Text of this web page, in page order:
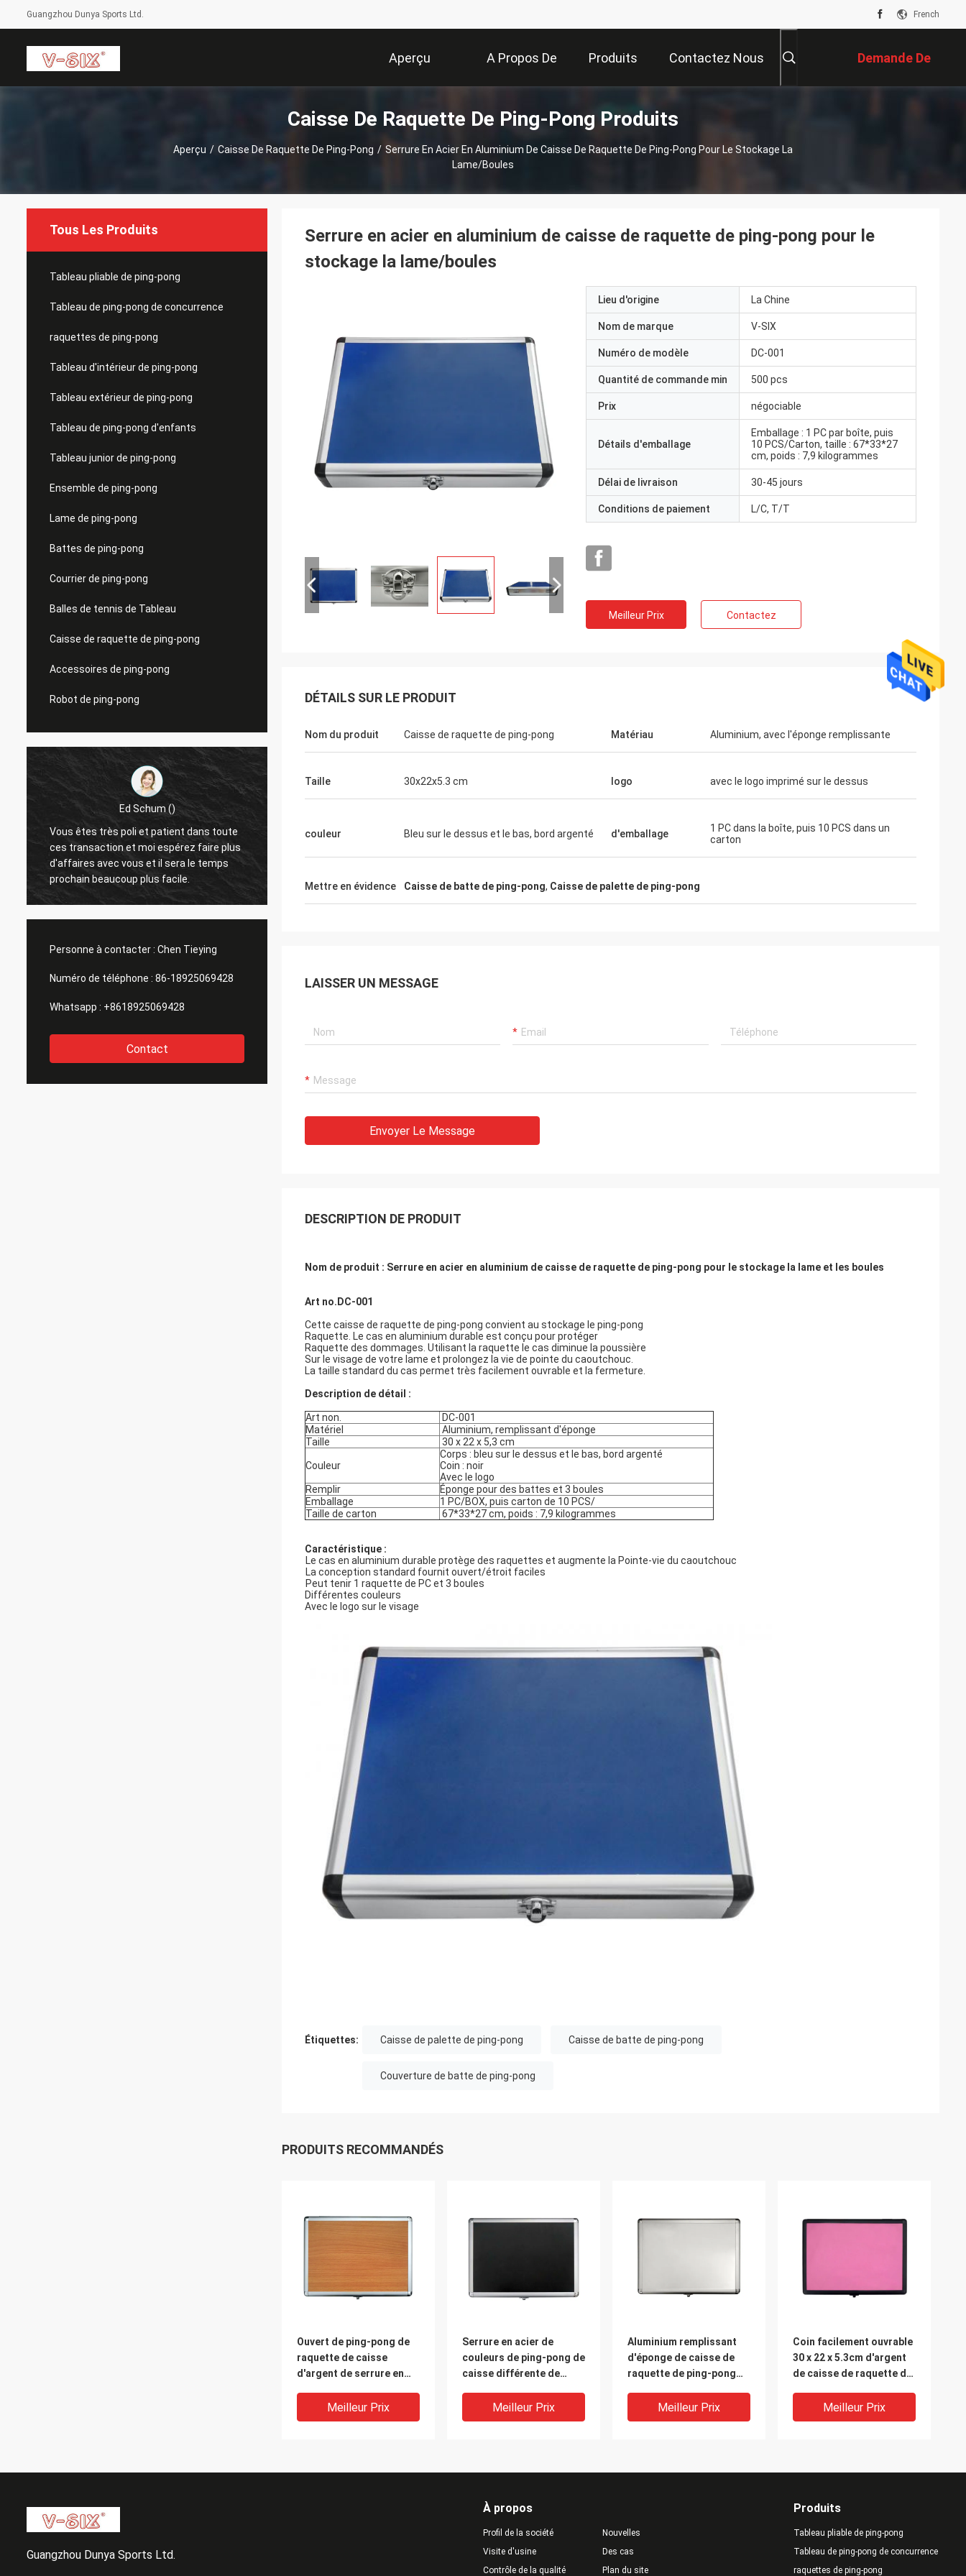
Guangzhou Dunya Sports Ltd. French
Aperçu A Propos De
Nous
Produits Contactez Nous Demande De
Soumission
Caisse De Raquette De Ping-Pong Produits
Aperçu / Caisse De Raquette De Ping-Pong / Serrure En Acier En Aluminium De Caisse De Raquette De Ping-Pong Pour Le Stockage La
Lame/boules
Tous Les Produits
Tableau pliable de ping-pong
Tableau de ping-pong de concurrence
raquettes de ping-pong
Tableau d'intérieur de ping-pong
Tableau extérieur de ping-pong
Tableau de ping-pong d'enfants
Tableau junior de ping-pong
Ensemble de ping-pong
Lame de ping-pong
Battes de ping-pong
Courrier de ping-pong
Balles de tennis de Tableau
Caisse de raquette de ping-pong
Accessoires de ping-pong
Robot de ping-pong
Ed Schum ()
Vous êtes très poli et patient dans toute
ces transaction et moi espérez faire plus
d'affaires avec vous et il sera le temps
prochain beaucoup plus facile.
Bonjour, KENHO Il semble que nous avons
Merci de la bonne qualité et l'expédition
Mohamed Saqallah
Personne à contacter : Chen Tieying
Numéro de téléphone : 86-18925069428
Whatsapp : +8618925069428
Contact
Serrure en acier en aluminium de caisse de raquette de ping-pong pour le
stockage la lame/boules
Lieu d'origine La Chine
Nom de marque V-SIX
Numéro de modèle DC-001
Quantité de commande min 500 pcs
Prix négociable
Détails d'emballage
Emballage : 1 PC par boîte, puis
10 PCS/Carton, taille : 67*33*27
cm, poids : 7,9 kilogrammes
Délai de livraison 30-45 jours
Conditions de paiement L/C, T/T
Meilleur Prix Contactez
DÉTAILS SUR LE PRODUIT
Nom du produit Caisse de raquette de ping-pong Matériau Aluminium, avec l'éponge remplissante
Taille 30x22x5.3 cm logo avec le logo imprimé sur le dessus
couleur Bleu sur le dessus et le bas, bord argenté d'emballage
1 PC dans la boîte, puis 10 PCS dans un
carton
Mettre en évidence Caisse de batte de ping-pong, Caisse de palette de ping-pong
LAISSER UN MESSAGE
Envoyer Le Message
DESCRIPTION DE PRODUIT
Nom de produit : Serrure en acier en aluminium de caisse de raquette de ping-pong pour le stockage la lame et les boules
Art no.DC-001
Cette caisse de raquette de ping-pong convient au stockage le ping-pong
Raquette. Le cas en aluminium durable est conçu pour protéger
Raquette des dommages. Utilisant la raquette le cas diminue la poussière
Sur le visage de votre lame et prolongez la vie de pointe du caoutchouc.
La taille standard du cas permet très facilement ouvrable et la fermeture.
Description de détail :
Art non.
DC-001
Matériel
Aluminium, remplissant d'éponge
Taille
30 x 22 x 5,3 cm
Couleur
Corps : bleu sur le dessus et le bas, bord argenté
Coin : noir
Avec le logo
Remplir
Éponge pour des battes et 3 boules
Emballage
1 PC/BOX, puis carton de 10 PCS/
Taille de carton
67*33*27 cm, poids : 7,9 kilogrammes
Caractéristique :
Le cas en aluminium durable protège des raquettes et augmente la Pointe-vie du caoutchouc
La conception standard fournit ouvert/étroit faciles
Peut tenir 1 raquette de PC et 3 boules
Différentes couleurs
Avec le logo sur le visage
Étiquettes: Caisse de palette de ping-pong Caisse de batte de ping-pong
Couverture de batte de ping-pong
PRODUITS RECOMMANDÉS
Ouvert de ping-pong de
raquette de caisse
d'argent de serrure en
bord/étroit faciles
Meilleur Prix
Serrure en acier de
couleurs de ping-pong de
caisse différente de
imprimé sur le dessus
Meilleur Prix
Aluminium remplissant
d'éponge de caisse de
raquette de ping-pong
ping-pongMeilleur Prix
Coin facilement ouvrable
30 x 22 x 5.3cm d'argent
de caisse de raquette de
Meilleur Prix
Guangzhou Dunya Sports Ltd.
À propos
Profil de la société
Visite d'usine
Contrôle de la qualité
Nouvelles
Des cas
Plan du site
Produits
Tableau pliable de ping-pong
Tableau de ping-pong de concurrence
raquettes de ping-pong